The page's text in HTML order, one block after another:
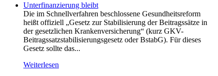
Unterfinanzierung bleibt
Die im Schnellverfahren beschlossene Gesundheitsreform
heißt offiziell „Gesetz zur Stabilisierung der Beitragssätze in
der gesetzlichen Krankenversicherung“ (kurz GKV-
Beitragssatzstabilisierungsgesetz oder BstabG). Für dieses
Gesetz sollte das...
Weiterlesen